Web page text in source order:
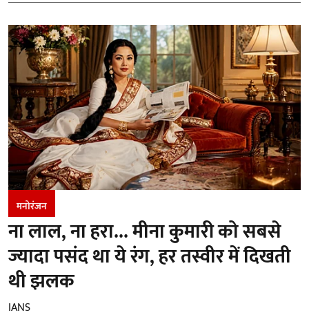
मनोरंजन
ना लाल, ना हरा... मीना कुमारी को सबसे
ज्यादा पसंद था ये रंग, हर तस्वीर में दिखती
थी झलक
IANS